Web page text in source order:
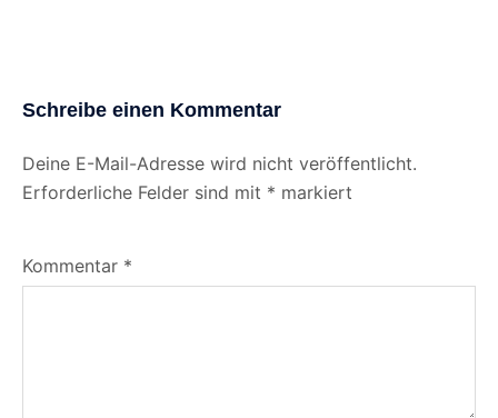
Schreibe einen Kommentar
Deine E-Mail-Adresse wird nicht veröffentlicht.
Erforderliche Felder sind mit * markiert
Kommentar *